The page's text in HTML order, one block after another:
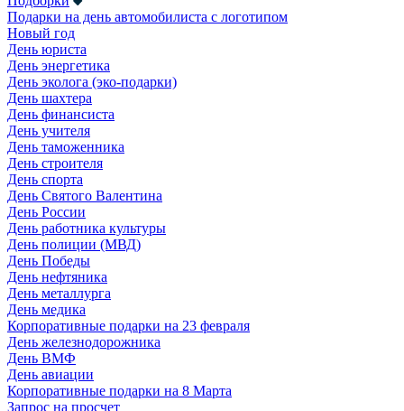
Подарки на день автомобилиста с логотипом
Новый год
День юриста
День энергетика
День эколога (эко-подарки)
День шахтера
День финансиста
День учителя
День таможенника
День строителя
День спорта
День Святого Валентина
День России
День работника культуры
День полиции (МВД)
День Победы
День нефтяника
День металлурга
День медика
Корпоративные подарки на 23 февраля
День железнодорожника
День ВМФ
День авиации
Корпоративные подарки на 8 Марта
Запрос на просчет